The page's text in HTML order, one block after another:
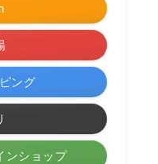
ング
ンショップ